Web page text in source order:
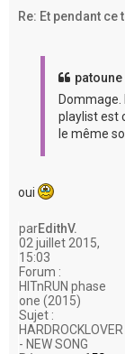
Re: Et pendant
patoune
Dommage.
playlist est
le même
oui
parEdithV.
02 juillet 2015,
15:03
Forum :
HITnRUN phase
one (2015)
Sujet :
HARDROCKLOVER
- NEW SONG